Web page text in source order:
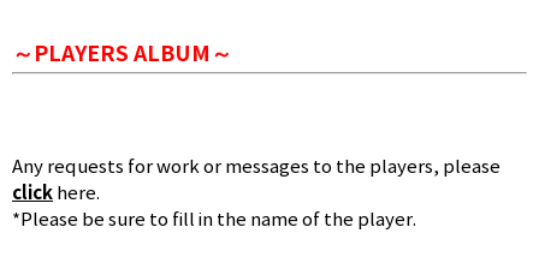
～PLAYERS ALBUM～
Any requests for work or messages to the players, please
click here.
*Please be sure to fill in the name of the player.